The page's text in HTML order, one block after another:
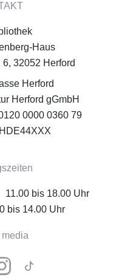
Haus
32052 Herford
Herford
Herford gGmbH
0000 0360 79
bis 18.00 Uhr
bis 14.00 Uhr